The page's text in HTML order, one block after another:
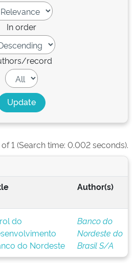
In order
record
of 1 (Search time: 0.002 seconds).
Author(s)
do
do Nordeste
Banco do
Nordeste do
Brasil S/A